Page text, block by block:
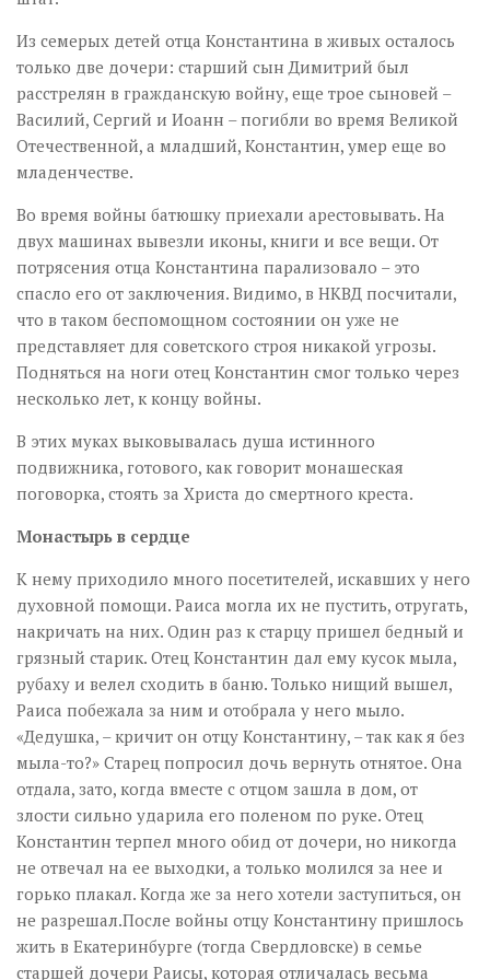
Из семерых детей отца Константина в живых осталось
только две дочери: старший сын Димитрий был
расстрелян в гражданскую войну, еще трое сыновей –
Василий, Сергий и Иоанн – погибли во время Великой
Отечественной, а младший, Константин, умер еще во
младенчестве.
Во время войны батюшку приехали арестовывать. На
двух машинах вывезли иконы, книги и все вещи. От
потрясения отца Константина парализовало – это
спасло его от заключения. Видимо, в НКВД посчитали,
что в таком беспомощном состоянии он уже не
представляет для советского строя никакой угрозы.
Подняться на ноги отец Константин смог только через
несколько лет, к концу войны.
В этих муках выковывалась душа истинного
подвижника, готового, как говорит монашеская
поговорка, стоять за Христа до смертного креста.
Монастырь в сердце
К нему приходило много посетителей, искавших у него
духовной помощи. Раиса могла их не пустить, отругать,
накричать на них. Один раз к старцу пришел бедный и
грязный старик. Отец Константин дал ему кусок мыла,
рубаху и велел сходить в баню. Только нищий вышел,
Раиса побежала за ним и отобрала у него мыло.
«Дедушка, – кричит он отцу Константину, – так как я без
мыла-то?» Старец попросил дочь вернуть отнятое. Она
отдала, зато, когда вместе с отцом зашла в дом, от
злости сильно ударила его поленом по руке. Отец
Константин терпел много обид от дочери, но никогда
не отвечал на ее выходки, а только молился за нее и
горько плакал. Когда же за него хотели заступиться, он
не разрешал.После войны отцу Константину пришлось
жить в Екатеринбурге (тогда Свердловске) в семье
старшей дочери Раисы, которая отличалась весьма